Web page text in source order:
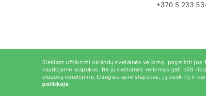
Siekiant užtikrinti sklandų svetainės veikimą, pagerinti
naudojame slapukus. Be jų svetainės veikimas gali būti
slapukų naudojimu. Daugiau apie slapukus, jų paskirtį ir
politikoje .
+370 5 233